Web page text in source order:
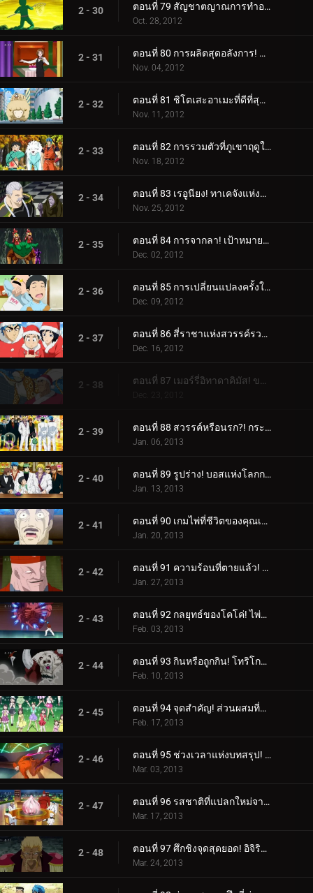
2 - 30 ตอนที่ 79 สัญชาตญาณการทำอาหาร! โคมัตสึกับปลาสลิดเรืองแสง!
Oct. 28, 2012
2 - 31 ตอนที่ 80 การผลิตสุดอลังการ! บริการมื้ออาหารขั้นสุดยอด!
Nov. 04, 2012
2 - 32 ตอนที่ 81 ชิโตเสะอาเมะที่ดีที่สุด! เรื่องราวของโคมัตสึและยุน
Nov. 11, 2012
2 - 33 ตอนที่ 82 การรวมตัวที่ภูเขาฤดูใบไม้ร่วง! เทอร์ริม ยุน คิส และควิน!
Nov. 18, 2012
2 - 34 ตอนที่ 83 เรอูนียง! ทาเคจังแห่งปราสาทโอโตกิ!
Nov. 25, 2012
2 - 35 ตอนที่ 84 การจากลา! เป้าหมายของเชฟ
Dec. 02, 2012
2 - 36 ตอนที่ 85 การเปลี่ยนแปลงครั้งใหญ่ - สถานเสริมความงาม ช่างตัดผม Gourmet!
Dec. 09, 2012
2 - 37 ตอนที่ 86 สี่ราชาแห่งสวรรค์รวมตัวกัน! ปาฏิหาริย์กลางฤดูหนาว!
Dec. 16, 2012
2 - 38
2 - 39 ตอนที่ 88 สวรรค์หรือนรก?! กระโจนเข้าสู่ Gourmet Casino!
Jan. 06, 2013
2 - 40 ตอนที่ 89 รูปร่าง! บอสแห่งโลกการทำอาหารใต้ดิน Livebearer!
Jan. 13, 2013
2 - 41 ตอนที่ 90 เกมไพ่ที่ชีวิตของคุณเดิมพัน! ชิมรสเลิศ!
Jan. 20, 2013
2 - 42 ตอนที่ 91 ความร้อนที่ตายแล้ว! โคโค่ VS ไลฟ์แบร์เรอร์
Jan. 27, 2013
2 - 43 ตอนที่ 92 กลยุทธ์ของโคโค่! ไพ่ใบใหญ่ที่จะตัดสินผลลัพธ์!
Feb. 03, 2013
2 - 44 ตอนที่ 93 กินหรือถูกกิน! โทริโกะ ปะทะ ฮันย่าแพนด้า!
Feb. 10, 2013
2 - 45 ตอนที่ 94 จุดสำคัญ! ส่วนผสมที่แย่ที่สุดที่เหลืออยู่!
Feb. 17, 2013
2 - 46 ตอนที่ 95 ช่วงเวลาแห่งบทสรุป! สถานการณ์อันประเสริฐของ Coko!
Mar. 03, 2013
2 - 47 ตอนที่ 96 รสชาติที่แปลกใหม่จากโลกนี้! การกินกระเทียมดาวตกที่แท้จริง!
Mar. 17, 2013
2 - 48 ตอนที่ 97 ศึกชิงจุดสุดยอด! อิจิริว ปะทะ มิโดระแห่งบิโชคุไค!
Mar. 24, 2013